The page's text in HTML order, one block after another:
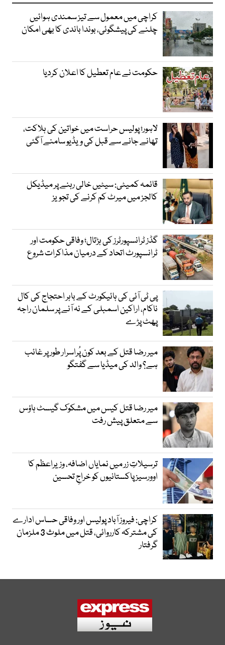
کراچی میں معمول سے تیز سمندی ہوائیں
چلنے کی پیشگوئی، بوندا باندی کا بھی امکان
حکومت نے عام تعطیل کا اعلان کردیا
لاہور؛ پولیس حراست میں خواتین کی ہلاکت،
تھانے جانے سے قبل کی ویڈیو سامنے آگئی
قائمہ کمیٹی: سیٹیں خالی رہنے پر میڈیکل
کالجز میں میرٹ کم کرنے کی تجویز
گڈز ٹرانسپورٹرز کی ہڑتال؛ وفاقی حکومت اور
ٹرانسپورٹ اتحاد کے درمیان مذاکرات شروع
پی ٹی آئی کی ہائیکورٹ کے باہر احتجاج کی کال
ناکام، اراکین اسمبلی کے نہ آنے پر سلمان راجہ
پھٹ پڑے
میر رضا قتل کے بعد کون پُراسرار طور پر غائب
ہے؟ والد کی میڈیا سے گفتگو
میر رضا قتل کیس میں مشکوک گیسٹ ہاؤس
سے متعلق پیش رفت
ترسیلاتِ زر میں نمایاں اضافہ، وزیراعظم کا
اوورسیز پاکستانیوں کو خراجِ تحسین
کراچی: فیروز آباد پولیس اور وفاقی حساس ادارے
کی مشترکہ کارروائی، قتل میں ملوث 3 ملزمان
گرفتار